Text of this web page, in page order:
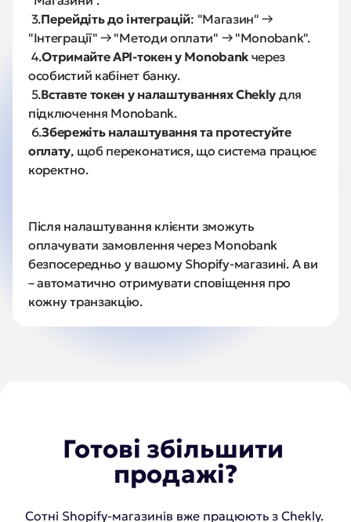
3.Перейдіть до інтеграцій: "Магазин" →
"Інтеграції" → "Методи оплати" → "Monobank".
4.Отримайте API-токен у Monobank через
особистий кабінет банку.
5.Вставте токен у налаштуваннях Chekly для
підключення Monobank.
6.Збережіть налаштування та протестуйте
оплату, щоб переконатися, що система працює
коректно.
Після налаштування клієнти зможуть
оплачувати замовлення через Monobank
безпосередньо у вашому Shopify-магазині. А ви
– автоматично отримувати сповіщення про
кожну транзакцію.
Готові збільшити
продажі?
Сотні Shopify-магазинів вже працюють з Chekly.